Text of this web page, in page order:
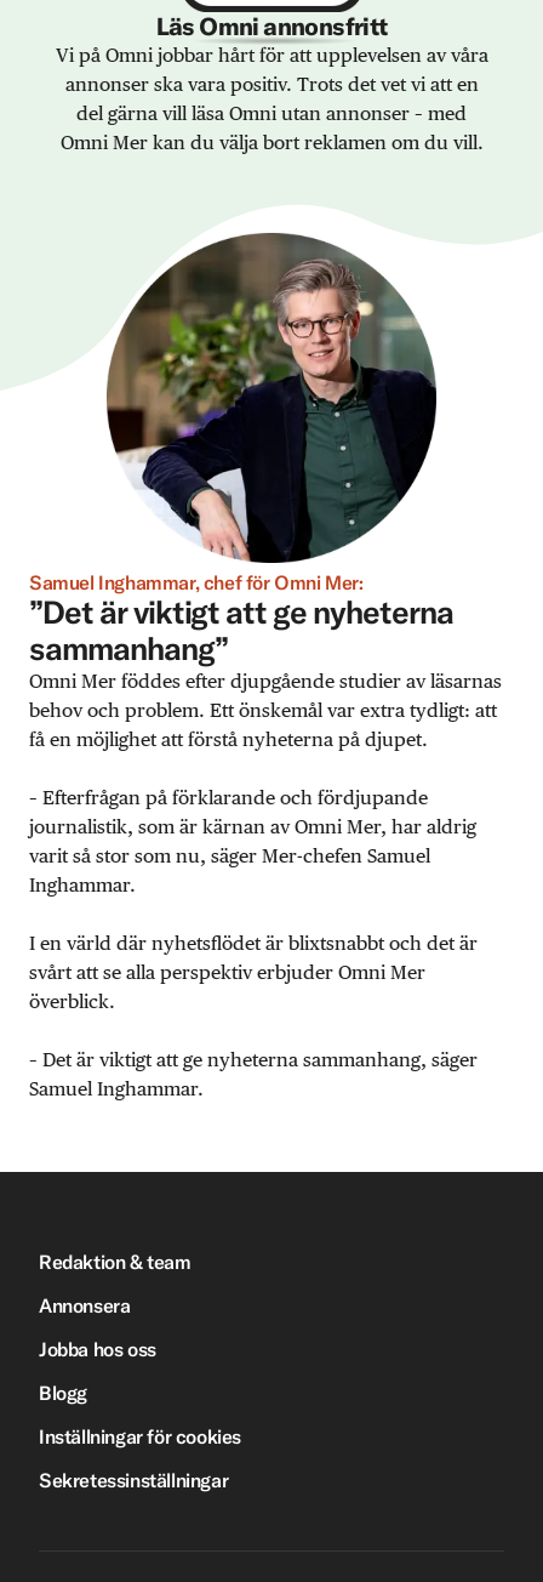
Läs Omni annonsfritt
Vi på Omni jobbar hårt för att upplevelsen av våra
annonser ska vara positiv. Trots det vet vi att en
del gärna vill läsa Omni utan annonser – med
Omni Mer kan du välja bort reklamen om du vill.
Samuel Inghammar, chef för Omni Mer:
”Det är viktigt att ge nyheterna
sammanhang”
Omni Mer föddes efter djupgående studier av läsarnas
behov och problem. Ett önskemål var extra tydligt: att
få en möjlighet att förstå nyheterna på djupet.
– Efterfrågan på förklarande och fördjupande
journalistik, som är kärnan av Omni Mer, har aldrig
varit så stor som nu, säger Mer-chefen Samuel
Inghammar.
I en värld där nyhetsflödet är blixtsnabbt och det är
svårt att se alla perspektiv erbjuder Omni Mer
överblick.
– Det är viktigt att ge nyheterna sammanhang, säger
Samuel Inghammar.
Redaktion & team
Annonsera
Jobba hos oss
Blogg
Inställningar för cookies
Sekretessinställningar